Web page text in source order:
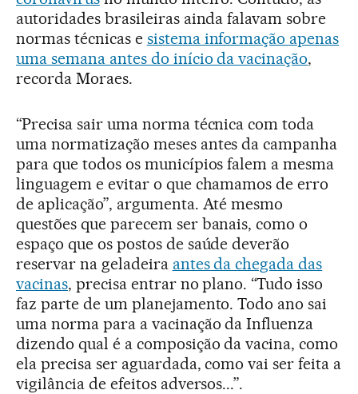
autoridades brasileiras ainda falavam sobre
normas técnicas e sistema informação apenas
uma semana antes do início da vacinação,
recorda Moraes.
“Precisa sair uma norma técnica com toda
uma normatização meses antes da campanha
para que todos os municípios falem a mesma
linguagem e evitar o que chamamos de erro
de aplicação”, argumenta. Até mesmo
questões que parecem ser banais, como o
espaço que os postos de saúde deverão
reservar na geladeira antes da chegada das
vacinas, precisa entrar no plano. “Tudo isso
faz parte de um planejamento. Todo ano sai
uma norma para a vacinação da Influenza
dizendo qual é a composição da vacina, como
ela precisa ser aguardada, como vai ser feita a
vigilância de efeitos adversos...”.